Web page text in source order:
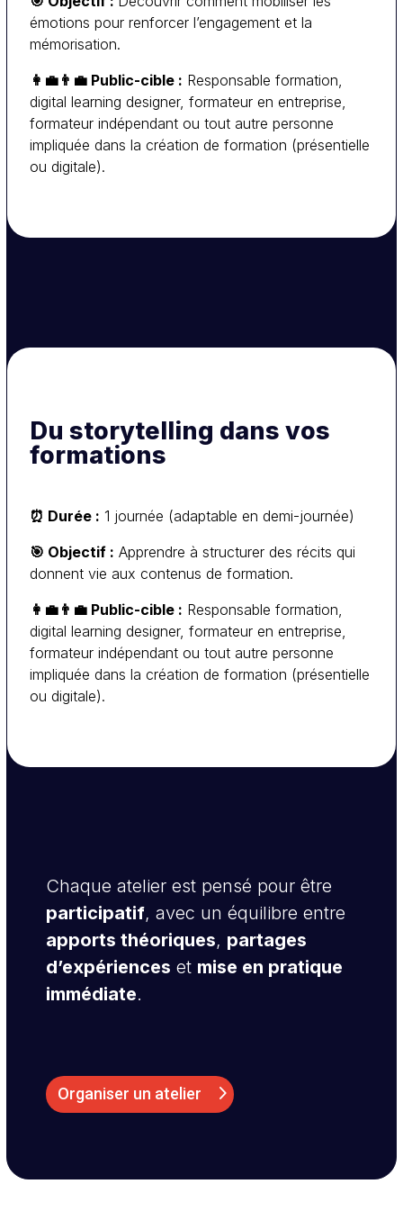
émotions pour renforcer l’engagement et la
mémorisation.
👩‍💼👨‍💼 Public-cible : Responsable formation,
digital learning designer, formateur en entreprise,
formateur indépendant ou tout autre personne
impliquée dans la création de formation (présentielle
ou digitale).
Identifier les leviers émotionnels
: surprise,
storytelling, mises en situation, gamification.
Dosage et éthique
: utiliser les émotions sans
manipulation ni surcharge.
: imaginer un scénario intégrant
Du storytelling dans vos
formations
⏰ Durée : 1 journée (adaptable en demi-journée)
🎯 Objectif : Apprendre à structurer des récits qui
donnent vie aux contenus de formation.
👩‍💼👨‍💼 Public-cible : Responsable formation,
digital learning designer, formateur en entreprise,
formateur indépendant ou tout autre personne
impliquée dans la création de formation (présentielle
ou digitale).
Exemple de programme
Les ingrédients d’une bonne histoire
:
personnages, enjeux, émotions, résolution.
Adapter le storytelling à la formation
:
activités.
Techniques narratives simples
: analogies, cas
concrets, récits progressifs.
: écrire et partager une mini-
Chaque atelier est pensé pour être
participatif, avec un équilibre entre
apports théoriques, partages
d’expériences et mise en pratique
immédiate.
Organiser un atelier